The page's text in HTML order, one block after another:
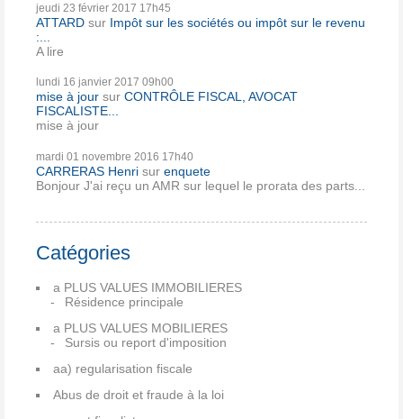
jeudi 23 février 2017 17h45
ATTARD sur Impôt sur les sociétés ou impôt sur le revenu
:...
A lire
lundi 16 janvier 2017 09h00
mise à jour sur CONTRÔLE FISCAL, AVOCAT
FISCALISTE...
mise à jour
mardi 01 novembre 2016 17h40
CARRERAS Henri sur enquete
Bonjour J'ai reçu un AMR sur lequel le prorata des parts...
Catégories
a PLUS VALUES IMMOBILIERES
Résidence principale
a PLUS VALUES MOBILIERES
Sursis ou report d'imposition
aa) regularisation fiscale
Abus de droit et fraude à la loi